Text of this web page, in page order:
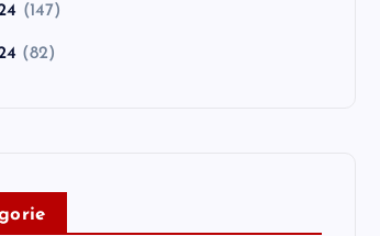
(147)
(82)